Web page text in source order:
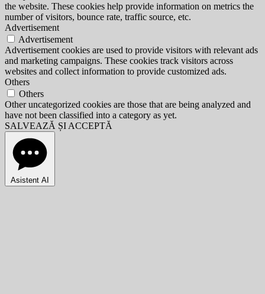
the website. These cookies help provide information on metrics the
number of visitors, bounce rate, traffic source, etc.
Advertisement
Advertisement
Advertisement cookies are used to provide visitors with relevant ads
and marketing campaigns. These cookies track visitors across
websites and collect information to provide customized ads.
Others
Others
Other uncategorized cookies are those that are being analyzed and
have not been classified into a category as yet.
SALVEAZĂ ȘI ACCEPTĂ
Asistent AI